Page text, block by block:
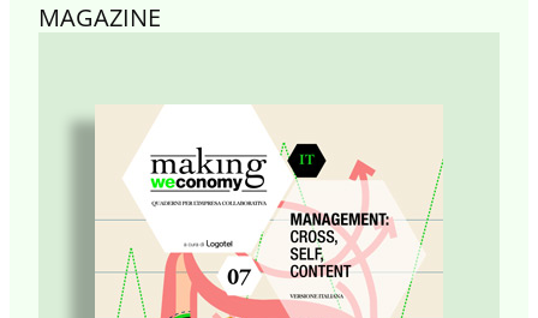
MAGAZINE